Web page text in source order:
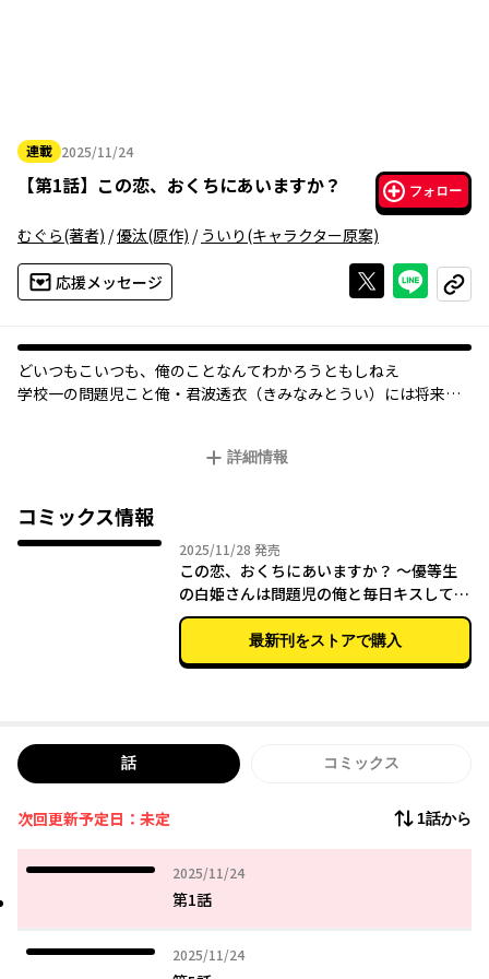
連載 2025/11/24
2025年11月24日
【第1話】 この恋、おくちにあいますか？ フォロー
むぐら(著者) /優汰(原作) / ういり (キャラクター原案)
応援メッセージ Xで投稿する
ライン
コピー
どいつもこいつも、俺のことなんてわかろうともしねえ――
学校一の問題児こと俺・君波透衣（きみなみとうい）には将来の
だけどある日、親父が強引に組んだ婚約者との顔合わせで事態は
彼女の名は白姫（しらひめ）リラ――学校一の美少女で優等生、おま
けに社長令嬢で現役モデルの通称「Ｓ姫」。
何もかも俺と正反対の彼女は外面と大違いの本性で俺の夢の前に
立ちはだかり、さらに毎日キスすることで脅され、俺の更生にま
で乗り出してきやがった。
詳細情報
コミックス情報
2025/11/28 2025年11月28日
発売
この恋、おくちにあいますか？ ～優等生
の白姫さんは問題児の俺と毎日キスしてる
～ １
最新刊をストアで購入
話 コミックス
次回更新予定日：未定 1話から
2025/11/24
2025年11月24日
第1話
2025/11/24
2025年11月24日